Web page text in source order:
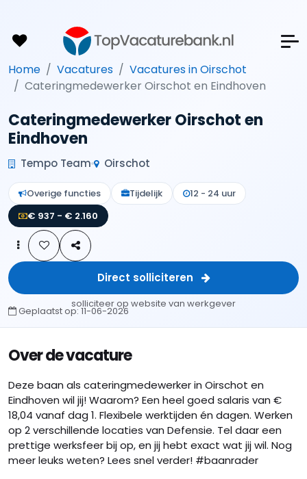
Home Vacatures
Vacatures in Oirschot
Cateringmedewerker Oirschot en Eindhoven
Cateringmedewerker Oirschot en
Eindhoven
Tempo Team Oirschot
Overige functies Tijdelijk
12 - 24 uur
€ 937 - € 2.160
Direct solliciteren
solliciteer op website van werkgever
Geplaatst op:11-06-2026
Over de vacature
Deze baan als cateringmedewerker in Oirschot en
Eindhoven wil jij! Waarom? Een heel goed salaris van €
18,04 vanaf dag 1. Flexibele werktijden én dagen. Werken
op 2 verschillende locaties van Defensie. Tel daar een
prettige werksfeer bij op, en jij hebt exact wat jij wil. Nog
meer leuks weten? Lees snel verder! #baanrader